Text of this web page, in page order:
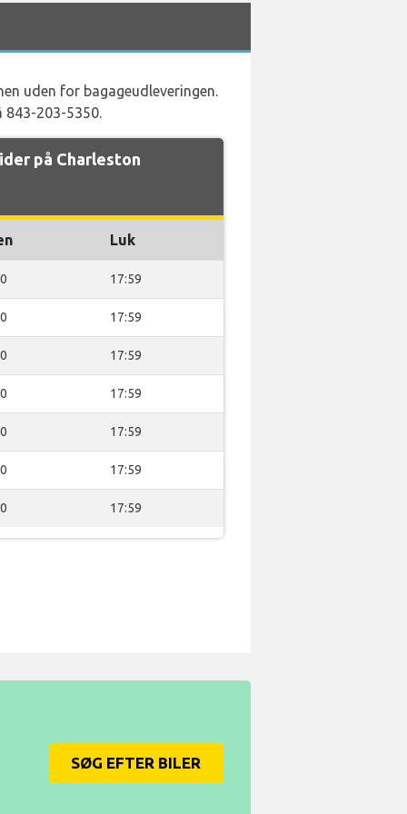
uden for bagageudleveringen.
843-203-5350.
på Charleston
Luk
17:59
17:59
17:59
17:59
17:59
17:59
17:59
SØG EFTER BILER